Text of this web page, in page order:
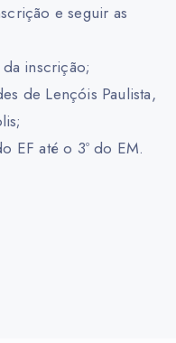
e seguir as
inscrição;
de Lençóis Paulista,
EF até o 3º do EM.